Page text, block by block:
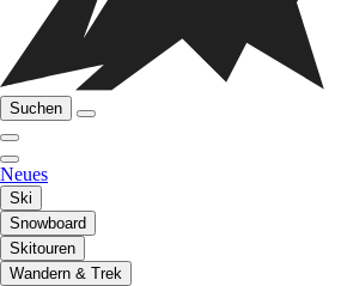
Suchen
Neues
Ski
Snowboard
Skitouren
Wandern & Trek